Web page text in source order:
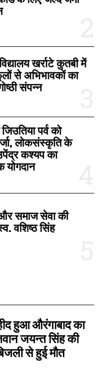
खर्राटे कुतबी में
से अभिभावकों का
संपन्न
पर्व को
लोकसंस्कृति के
कश्यप का
योगदान
और समाज सेवा की
वशिष्ठ सिंह
हुआ औरंगाबाद का
जयन्त सिंह की
से हुई मौत